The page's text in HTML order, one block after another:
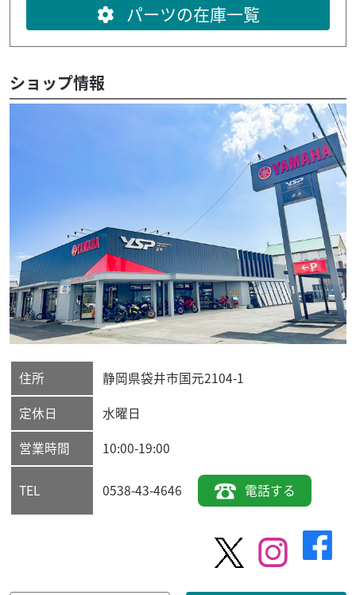
パーツの在庫一覧
ショップ情報
住所 静岡県袋井市国元2104-1
定休日
水曜日
営業時間
10:00-19:00
TEL 0538-43-4646 電話する